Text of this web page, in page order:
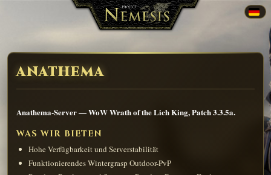
ANATHEMA
Anathema-Server — WoW Wrath of the Lich King, Patch 3.3.5a.
WAS WIR BIETEN
Hohe Verfügbarkeit und Serverstabilität
Funktionierendes Wintergrasp Outdoor-PvP